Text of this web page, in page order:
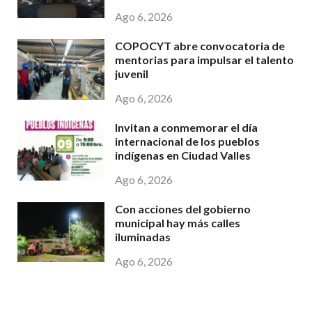
Ago 6, 2026
COPOCYT abre convocatoria de
mentorias para impulsar el talento
juvenil
Ago 6, 2026
Invitan a conmemorar el día
internacional de los pueblos
indígenas en Ciudad Valles
Ago 6, 2026
Con acciones del gobierno
municipal hay más calles
iluminadas
Ago 6, 2026